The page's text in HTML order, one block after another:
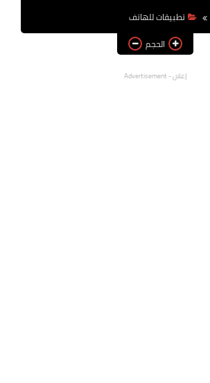
تطبيقات للهاتف
الحجم
إعلان - Advertisement